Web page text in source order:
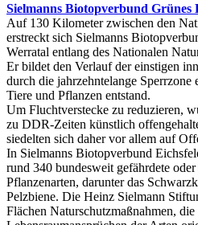
Sielmanns Biotopverbund
Auf 130 Kilometer zwischen den
erstreckt sich Sielmanns
Werratal entlang des Nationalen
Er bildet den Verlauf der einstigen
durch die jahrzehntelange
Tiere und Pflanzen entstand.
Um Fluchtverstecke zu reduzieren,
zu DDR-Zeiten künstlich
siedelten sich daher vor allem auf
In Sielmanns Biotopverbund
rund 340 bundesweit gefährdete
Pflanzenarten, darunter das
Pelzbiene. Die Heinz Sielmann
Flächen Naturschutzmaßnahmen, die